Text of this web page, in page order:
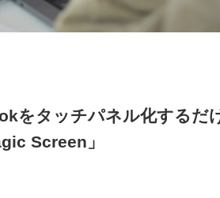
をタッチパネル化するだ
Screen」